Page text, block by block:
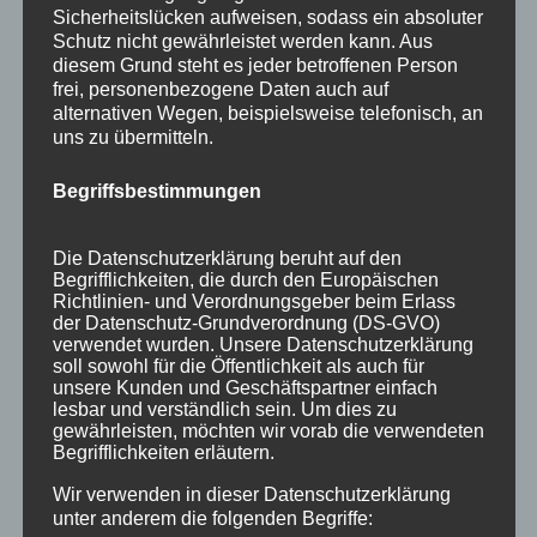
Mai 2016
März 2016
Februar 2016
September 2015
August 2015
Juli 2015
Juni 2015
Schlagworte
allgäu Allgäuer Festwoche allgäuer holzschilder
Sicherheitslücken aufweisen, sodass ein absoluter
Schutz nicht gewährleistet werden kann. Aus
diesem Grund steht es jeder betroffenen Person
frei, personenbezogene Daten auch auf
alternativen Wegen, beispielsweise telefonisch, an
uns zu übermitteln.
Begriffsbestimmungen
Die Datenschutzerklärung beruht auf den
Begrifflichkeiten, die durch den Europäischen
Richtlinien- und Verordnungsgeber beim Erlass
der Datenschutz-Grundverordnung (DS-GVO)
verwendet wurden. Unsere Datenschutzerklärung
soll sowohl für die Öffentlichkeit als auch für
unsere Kunden und Geschäftspartner einfach
lesbar und verständlich sein. Um dies zu
gewährleisten, möchten wir vorab die verwendeten
Begrifflichkeiten erläutern.
Wir verwenden in dieser Datenschutzerklärung
unter anderem die folgenden Begriffe: